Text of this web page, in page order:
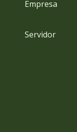
Empresa
Servidor